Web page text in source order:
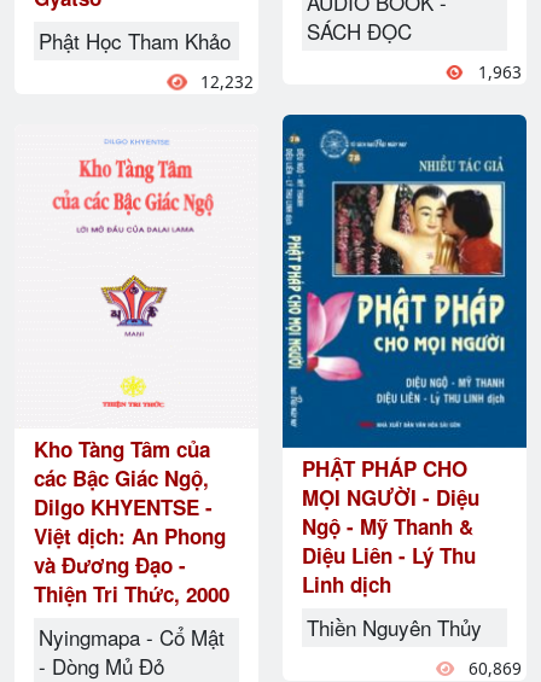
Phật Học Tham Khảo
12,232
Kho Tàng Tâm của
các Bậc Giác Ngộ,
Dilgo KHYENTSE -
Việt dịch: An Phong
và Đương Đạo -
Thiện Tri Thức, 2000
Nyingmapa - Cổ Mật
- Dòng Mủ Đỏ
SÁCH ĐỌC
1,963
PHẬT PHÁP CHO
MỌI NGƯỜI - Diệu
Ngộ - Mỹ Thanh &
Diệu Liên - Lý Thu
Linh dịch
Thiền Nguyên Thủy
60,869